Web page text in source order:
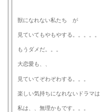
獣になれない私たち が
見ていてもやもやする。。。。。
もうダメだ。。。
大恋愛も、、
見ていてぞわぞわする。。。
楽しい気持ちになれないドラマは
私は、、無理かもです。。。